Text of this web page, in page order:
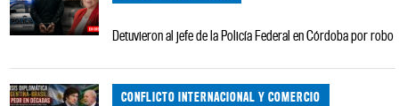
Detuvieron al jefe de la Policía Federal en Córdoba por robo
CONFLICTO INTERNACIONAL Y COMERCIO